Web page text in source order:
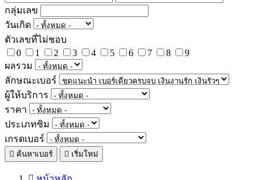
กลุ่มเลข
วันเกิด
ตัวเลขที่ไม่ชอบ
0
1 2 3 4 5 6 7 8
9
ผลรวม
ลักษณะเบอร์
ผู้ให้บริการ
ราคา
ประเภทซิม
เกรดเบอร์
ค้นหาเบอร์ เริ่มใหม่